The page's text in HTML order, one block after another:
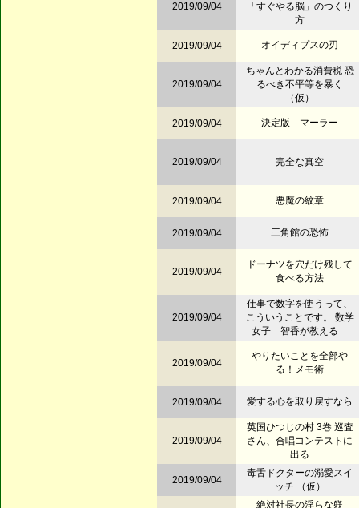
2019/09/04
「すぐやる脳」のつくり
方
2019/09/04 オイディプスの刃
2019/09/04
ちゃんとわかる消費税 恐
るべき不平等を暴く
（仮）
2019/09/04 決定版 マーラー
2019/09/04 完全な真空
2019/09/04 悪魔の紋章
2019/09/04 三角館の恐怖
2019/09/04
ドーナツを穴だけ残して
食べる方法
2019/09/04
仕事で数字を使うって、
こういうことです。 数学
女子 智香が教える
2019/09/04
やりたいことを全部や
る！メモ術
2019/09/04 愛する心を取り戻すなら
2019/09/04
英国ひつじの村 3巻 巡査
さん、合唱コンテストに
出る
2019/09/04
毒舌ドクターの溺愛スイ
ッチ （仮）
絶対社長の淫らな躾